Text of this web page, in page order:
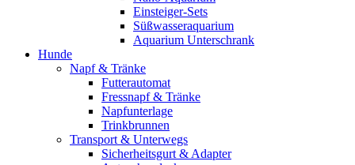
Einsteiger-Sets
Süßwasseraquarium
Aquarium Unterschrank
Hunde
Napf & Tränke
Futterautomat
Fressnapf & Tränke
Napfunterlage
Trinkbrunnen
Transport & Unterwegs
Sicherheitsgurt & Adapter